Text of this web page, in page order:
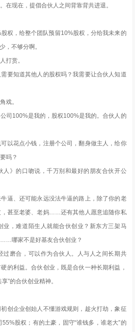
在现在，提倡合伙人之间背靠背共进退。
权，给整个团队预留10%股权，分给我未来的
，不够分啊。
打赏。
要知道其他人的股权吗？我需要让合伙人知道
戏。
司100%是我的，股权100%是我的。合伙人的
以花点小钱，注册个公司，翻身做主人，给你
吗？
人》的口吻说，千万别和最好的朋友合伙开公
逼、还可能永远没法牛逼的路上，除了你的老
，甚至老婆、老妈……还有其他人愿意追随你私
业，难道陌生人就能合伙创业？新东方三架马
哪家不是好基友合伙创业？
过磨合，可以作为合伙人。人与人之间长期共
的利益。合伙创业，既是合伙一种长期利益，
”的合伙创业精神。
创企业创始人不懂游戏规则，趁火打劫，象征
股权；有的土豪，固守“谁钱多，谁老大”的